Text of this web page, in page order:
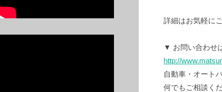
詳細はお気軽に
▼ お問い合わせ
http://
自動車・オート
何でもご相談く